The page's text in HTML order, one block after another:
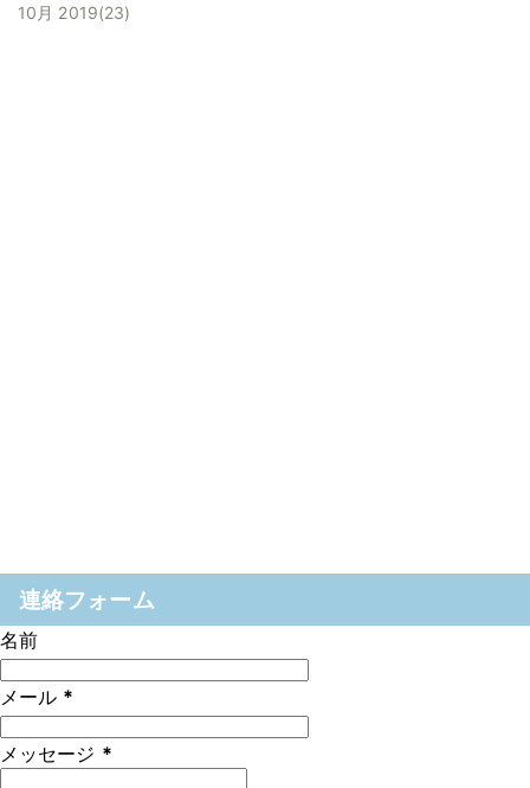
10月 2019 23
連絡フォーム
名前
メール *
メッセージ *